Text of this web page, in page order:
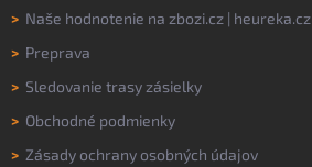
> Naše hodnotenie na zbozi.cz heureka.cz
> Preprava
> Sledovanie trasy zásielky
> Obchodné podmienky
> Zásady ochrany osobných údajov